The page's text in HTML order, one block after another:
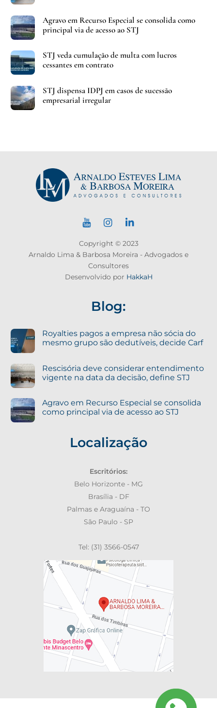
Agravo em Recurso Especial se consolida como
principal via de acesso ao STJ
STJ veda cumulação de multa com lucros
cessantes em contrato
STJ dispensa IDPJ em casos de sucessão
empresarial irregular
Copyright © 2023
Arnaldo Lima & Barbosa Moreira - Advogados e
Consultores
Desenvolvido por HakkaH
Blog:
Royalties pagos a empresa não sócia do
mesmo grupo são dedutíveis, decide Carf
Rescisória deve considerar entendimento
vigente na data da decisão, define STJ
Agravo em Recurso Especial se consolida
como principal via de acesso ao STJ
Localização
Escritórios:
Belo Horizonte - MG
Brasília - DF
Palmas e Araguaína - TO
São Paulo - SP
Tel: (31) 3566-0547